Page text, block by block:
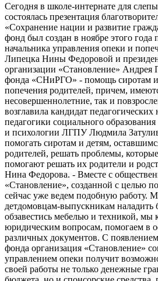
Сегодня в школе-интернате для
состоялась презентация
«Сохранение нации и развитие
фонд был создан в ноябре этого года
начальника управления опеки и
Липецка Нины Федоровой и
организации «Становление» Андрея
фонда «СНиРГО» - помощь сиротам и
попечения родителей, причем,
несовершеннолетние, так и
возглавила кандидат
педагогики социального образования
и психологии ЛГПУ Людмила
помогать сиротам и детям,
родителей, решать проблемы,
помогают решать их родители и
Нина Федорова. - Вместе с
«Становление», созданной с целью
сейчас уже ведем подобную работу.
детдомовцам-выпускникам наладить
обзавестись мебелью и техникой, мы
юридическим вопросам, помогаем в
различных документов. С
фонда организация «Становление»
управлением опеки получит
своей работы не только денежные